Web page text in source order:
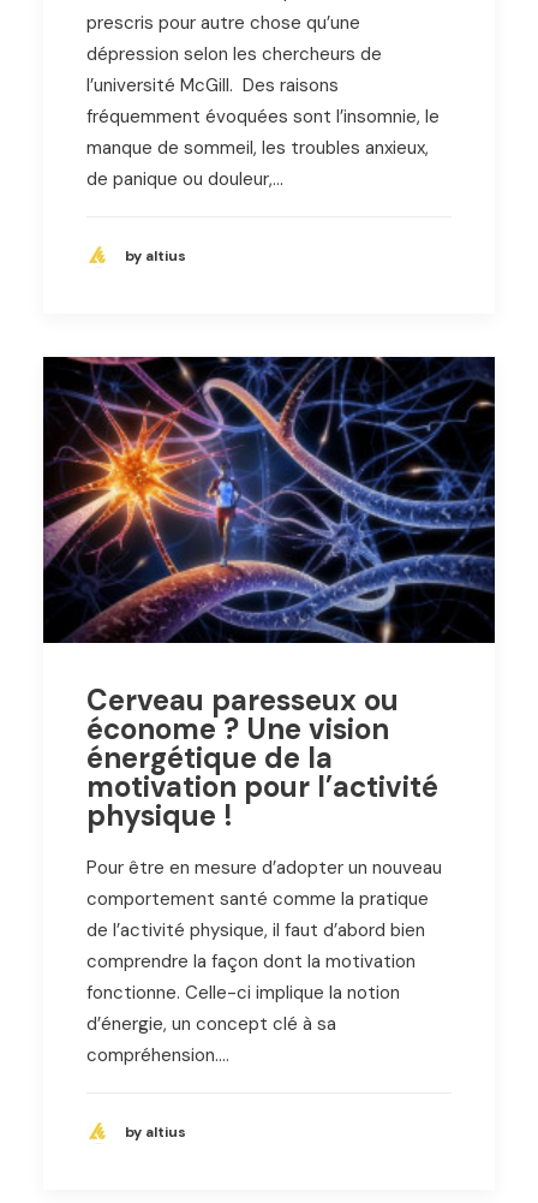
prescris pour autre chose qu’une
dépression selon les chercheurs de
l’université McGill. Des raisons
fréquemment évoquées sont l’insomnie, le
manque de sommeil, les troubles anxieux,
de panique ou douleur,…
by altius
Cerveau paresseux ou
économe ? Une vision
énergétique de la
motivation pour l’activité
physique !
Pour être en mesure d’adopter un nouveau
comportement santé comme la pratique
de l’activité physique, il faut d’abord bien
comprendre la façon dont la motivation
fonctionne. Celle-ci implique la notion
d’énergie, un concept clé à sa
compréhension.…
by altius